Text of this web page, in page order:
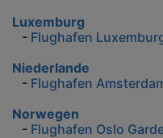
Luxemburg
- Flughafen
Niederlande
- Flughafen
Norwegen
- Flughafen Oslo